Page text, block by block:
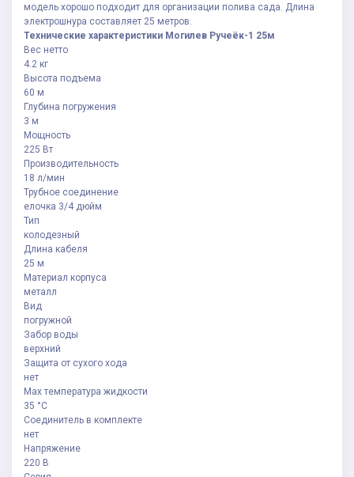
модель хорошо подходит для организации полива сада. Длина
электрошнура составляет 25 метров.
Технические характеристики Могилев Ручеёк-1 25м
Вес нетто
4.2 кг
Высота подъема
60 м
Глубина погружения
3 м
Мощность
225 Вт
Производительность
18 л/мин
Трубное соединение
елочка 3/4 дюйм
Тип
колодезный
Длина кабеля
25 м
Материал корпуса
металл
Вид
погружной
Забор воды
верхний
Защита от сухого хода
нет
Мах температура жидкости
35 °С
Соединитель в комплекте
нет
Напряжение
220 В